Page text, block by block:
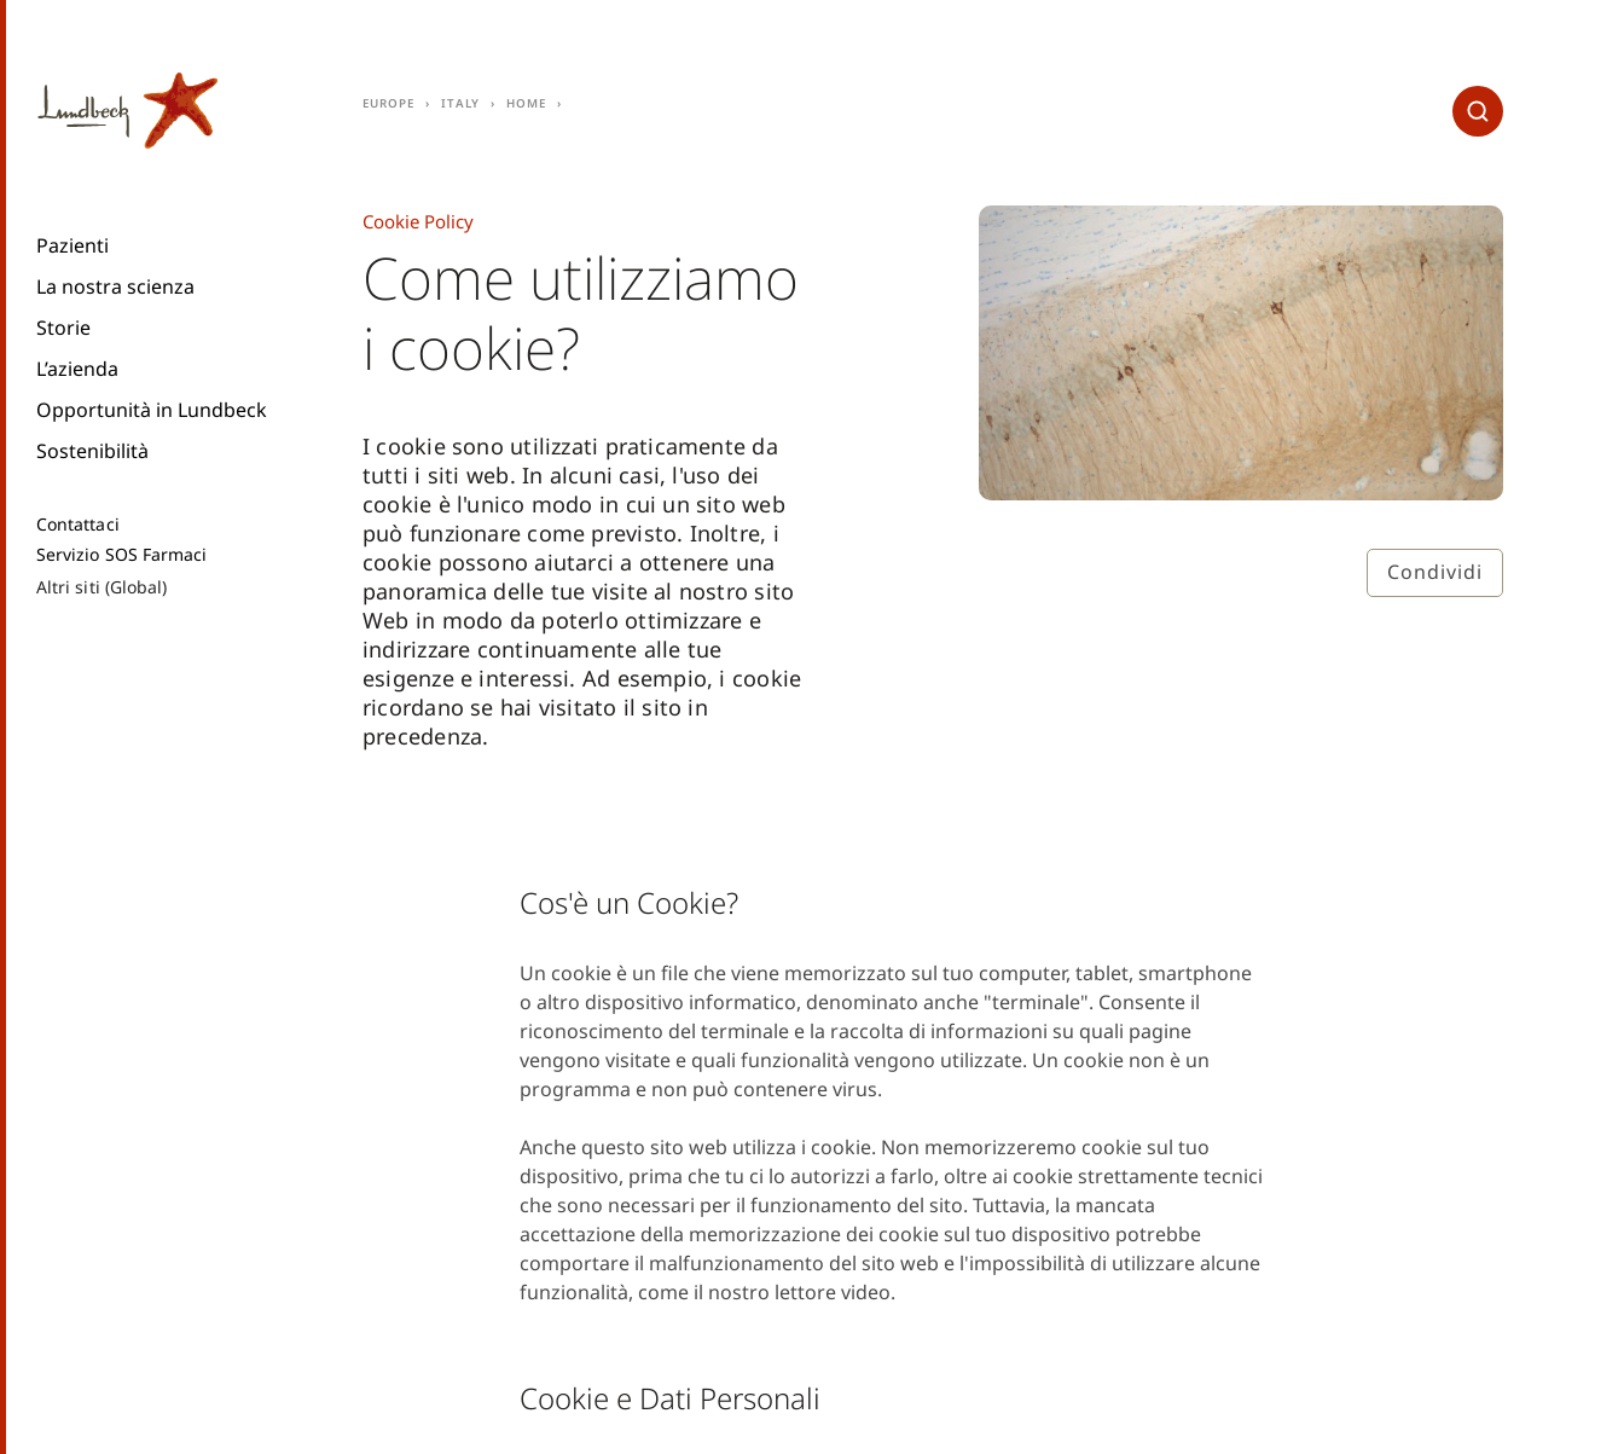
Pazienti
La nostra scienza
Storie
L’azienda
Opportunità in Lundbeck
Sostenibilità
Contattaci
Servizio SOS Farmaci
Altri siti (Global)
Europe Italy Home
Condividi
Cookie Policy
Come utilizziamo
i cookie?
I cookie sono utilizzati praticamente da
tutti i siti web. In alcuni casi, l'uso dei
cookie è l'unico modo in cui un sito web
può funzionare come previsto. Inoltre, i
cookie possono aiutarci a ottenere una
panoramica delle tue visite al nostro sito
Web in modo da poterlo ottimizzare e
indirizzare continuamente alle tue
esigenze e interessi. Ad esempio, i cookie
ricordano se hai visitato il sito in
precedenza.
Cos'è un Cookie?
Un cookie è un file che viene memorizzato sul tuo computer, tablet, smartphone
o altro dispositivo informatico, denominato anche "terminale". Consente il
riconoscimento del terminale e la raccolta di informazioni su quali pagine
vengono visitate e quali funzionalità vengono utilizzate. Un cookie non è un
programma e non può contenere virus.
Anche questo sito web utilizza i cookie. Non memorizzeremo cookie sul tuo
dispositivo, prima che tu ci lo autorizzi a farlo, oltre ai cookie strettamente tecnici
che sono necessari per il funzionamento del sito. Tuttavia, la mancata
accettazione della memorizzazione dei cookie sul tuo dispositivo potrebbe
comportare il malfunzionamento del sito web e l'impossibilità di utilizzare alcune
funzionalità, come il nostro lettore video.
Cookie e Dati Personali